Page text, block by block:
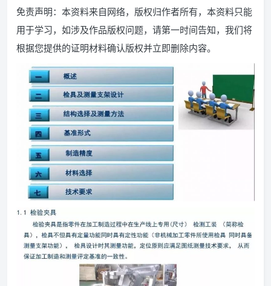
免责声明：本资料来自网络，版权归作者所有，本资料只能
用于学习，如涉及作品版权问题，请第一时间告知，我们将
根据您提供的证明材料确认版权并立即删除内容。